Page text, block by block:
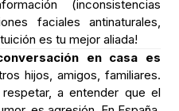
(inconsistencias
faciales antinaturales,
es tu mejor aliada!
en casa es
hijos, amigos, familiares.
a entender que el